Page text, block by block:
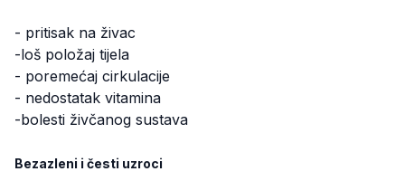
- pritisak na živac
-loš položaj tijela
- poremećaj cirkulacije
- nedostatak vitamina
-bolesti živčanog sustava
Bezazleni i česti uzroci